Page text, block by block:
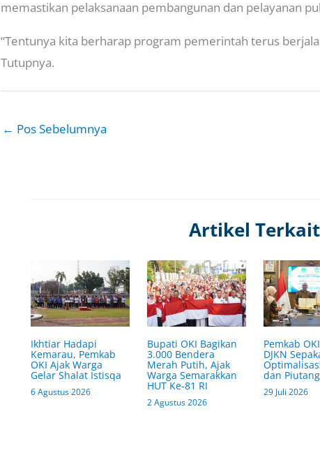
memastikan pelaksanaan pembangunan dan pelayanan
“Tentunya kita berharap program pemerintah terus
Tutupnya.
← Pos Sebelumnya
Artikel Terkait
Ikhtiar Hadapi
Kemarau, Pemkab
OKI Ajak Warga
Gelar Shalat Istisqa
6 Agustus 2026
Bupati OKI Bagikan
3.000 Bendera
Merah Putih, Ajak
Warga Semarakkan
HUT Ke-81 RI
2 Agustus 2026
Pemkab
DJKN
dan
29 Juli 2026